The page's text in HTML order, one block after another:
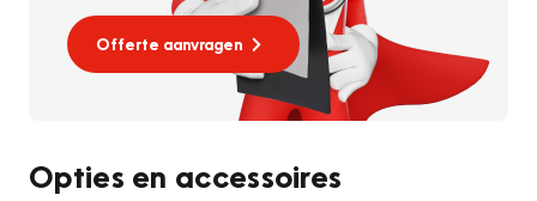
Offerte aanvragen
Opties en accessoires